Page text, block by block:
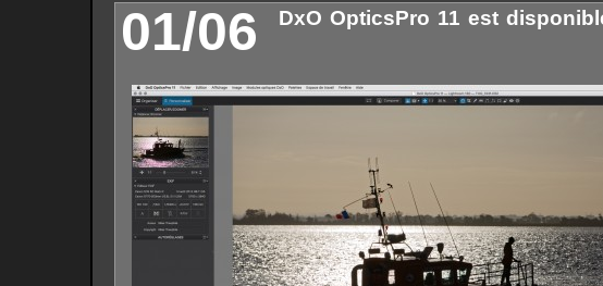
01/06 DxO OpticsPro 11 est